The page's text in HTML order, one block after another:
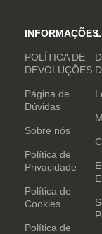
e determinação.
INFORMAÇÕES
POLÍTICA DE
DEVOLUÇÕES
Página de
Dúvidas
Sobre nós
Política de
Privacidade
Política de
Cookies
Política de